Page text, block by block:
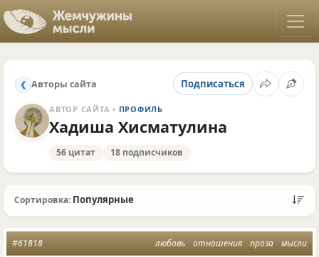
❮ Авторы сайта Подписаться
АВТОР САЙТА • ПРОФИЛЬ
Хадиша Хисматулина
56 цитат 18 подписчиков
Сортировка: Популярные
любовь отношения проза мысли
#61818